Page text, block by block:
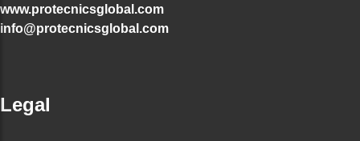
www.protecnicsglobal.com
info@protecnicsglobal.com
Legal